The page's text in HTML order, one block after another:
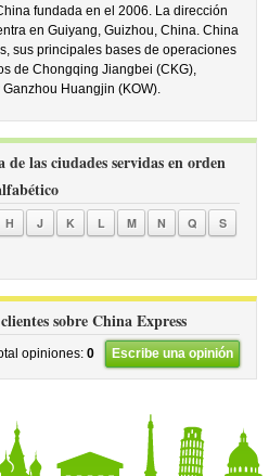
fundada en el 2006. La dirección
en Guiyang, Guizhou, China. China
sus principales bases de operaciones
de Chongqing Jiangbei (CKG),
Huangjin (KOW).
las ciudades servidas en orden
H J K L M N Q
S
sobre China Express
opiniones: 0 Escribe una opinión